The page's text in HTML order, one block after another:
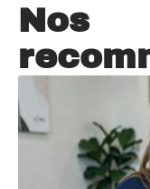
Nos